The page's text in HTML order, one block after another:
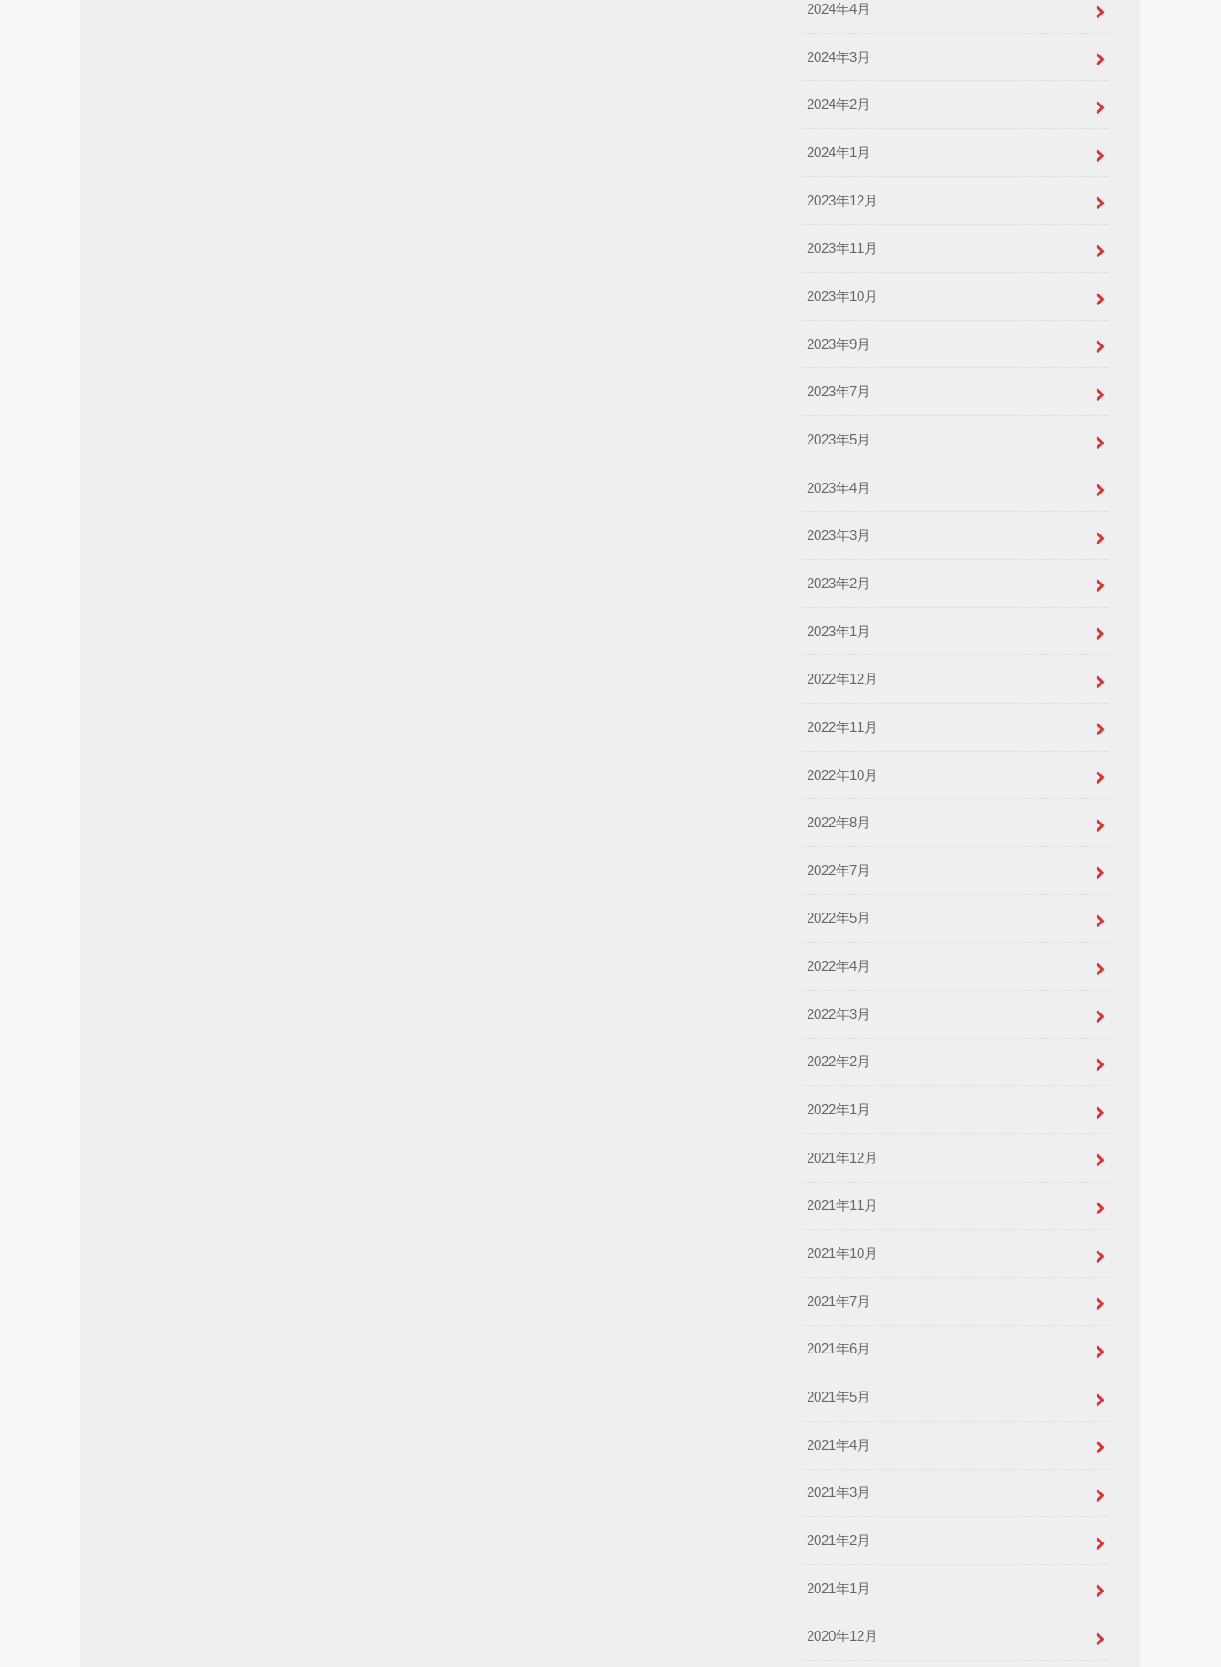
2024年4月
2024年3月
2024年2月
2024年1月
2023年12月
2023年11月
2023年10月
2023年9月
2023年7月
2023年5月
2023年4月
2023年3月
2023年2月
2023年1月
2022年12月
2022年11月
2022年10月
2022年8月
2022年7月
2022年5月
2022年4月
2022年3月
2022年2月
2022年1月
2021年12月
2021年11月
2021年10月
2021年7月
2021年6月
2021年5月
2021年4月
2021年3月
2021年2月
2021年1月
2020年12月